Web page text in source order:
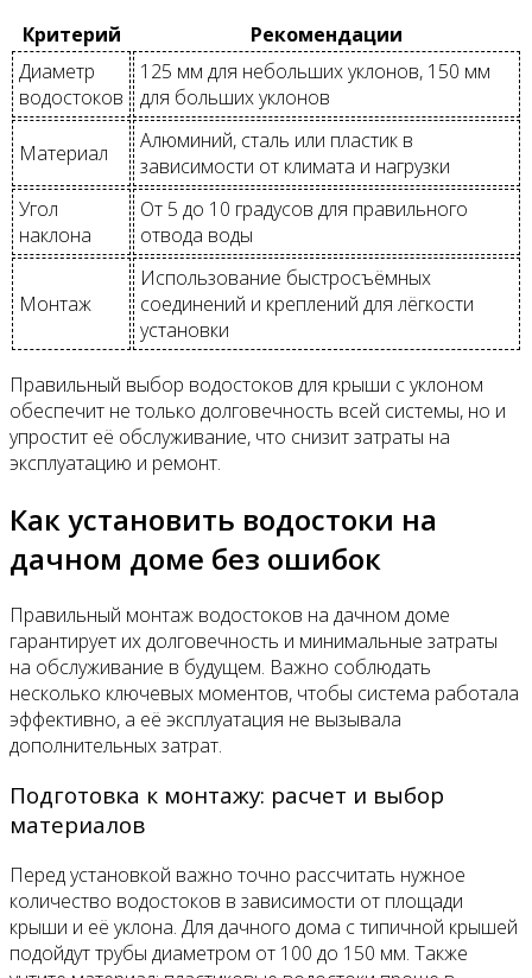
Критерий
Рекомендации
Диаметр
водостоков
125 мм для небольших уклонов, 150 мм
для больших уклонов
Материал
Алюминий, сталь или пластик в
зависимости от климата и нагрузки
Угол
наклона
От 5 до 10 градусов для правильного
отвода воды
Монтаж
Использование быстросъёмных
соединений и креплений для лёгкости
установки
Правильный выбор водостоков для крыши с уклоном
обеспечит не только долговечность всей системы, но и
упростит её обслуживание, что снизит затраты на
эксплуатацию и ремонт.
Как установить водостоки на
дачном доме без ошибок
Правильный монтаж водостоков на дачном доме
гарантирует их долговечность и минимальные затраты
на обслуживание в будущем. Важно соблюдать
несколько ключевых моментов, чтобы система работала
эффективно, а её эксплуатация не вызывала
дополнительных затрат.
Подготовка к монтажу: расчет и выбор
материалов
Перед установкой важно точно рассчитать нужное
количество водостоков в зависимости от площади
крыши и её уклона. Для дачного дома с типичной крышей
подойдут трубы диаметром от 100 до 150 мм. Также